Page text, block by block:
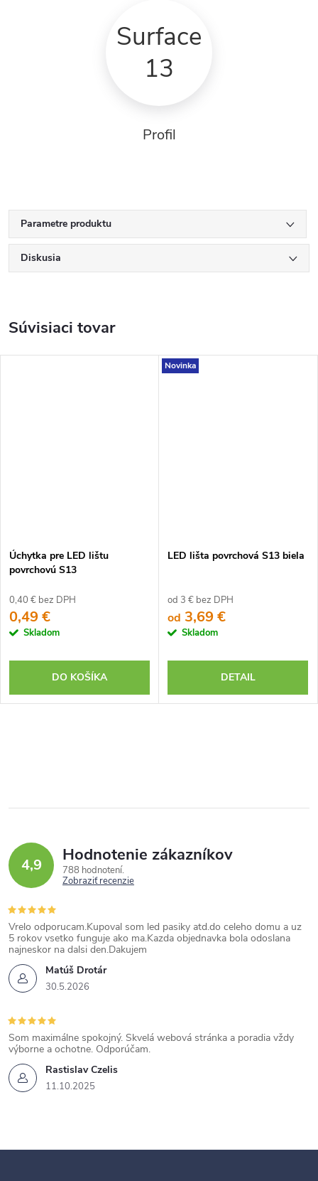
Surface
13
Profil
Parametre produktu
Diskusia
Súvisiaci tovar
Úchytka pre LED lištu
povrchovú S13
0,40 € bez DPH
0,49 €
Skladom
DO KOŠÍKA
Novinka
LED lišta povrchová S13 biela
od 3 € bez DPH
od 3,69 €
Skladom
DETAIL
4,9 Hodnotenie zákazníkov
788 hodnotení
Zobraziť recenzie
Matúš Drotár
30.5.2026
Vrelo odporucam.Kupoval som led pasiky atd.do celeho domu a uz
5 rokov vsetko funguje ako ma.Kazda objednavka bola odoslana
najneskor na dalsi den.Dakujem
Rastislav Czelis
11.10.2025
Som maximálne spokojný. Skvelá webová stránka a poradia vždy
výborne a ochotne. Odporúčam.